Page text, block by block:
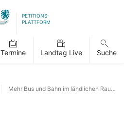
PETITIONS-
PLATTFORM
Termine Landtag Live Suche
Mehr Bus und Bahn im ländlichen Raum!